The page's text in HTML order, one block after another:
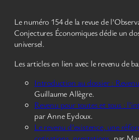
Le numéro 154 de la revue de
Conjectures Économiques dédie un
universel.
Les articles en lien avec le revenu de
Introduction au dossier :
Guillaume Allègre.
Revenu pour toutes et tous :
par Anne Eydoux.
Le revenu d’existence, une